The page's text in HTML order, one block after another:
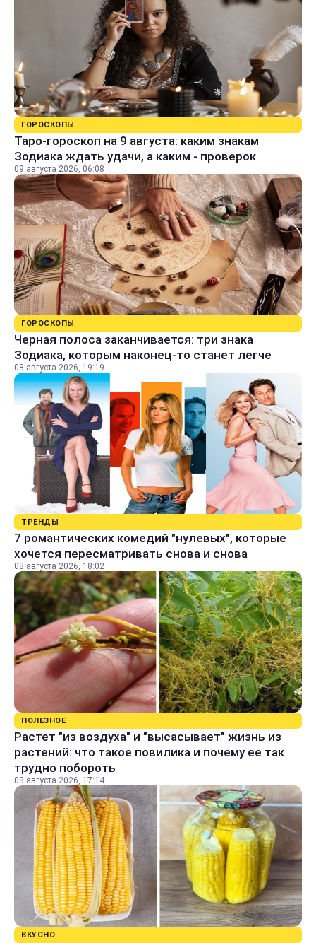
ГОРОСКОПЫ
Таро-гороскоп на 9 августа: каким знакам
Зодиака ждать удачи, а каким - проверок
09 августа 2026, 06:08
ГОРОСКОПЫ
Черная полоса заканчивается: три знака
Зодиака, которым наконец-то станет легче
08 августа 2026, 19:19
ТРЕНДЫ
7 романтических комедий "нулевых", которые
хочется пересматривать снова и снова
08 августа 2026, 18:02
ПОЛЕЗНОЕ
Растет "из воздуха" и "высасывает" жизнь из
растений: что такое повилика и почему ее так
трудно побороть
08 августа 2026, 17:14
ВКУСНО